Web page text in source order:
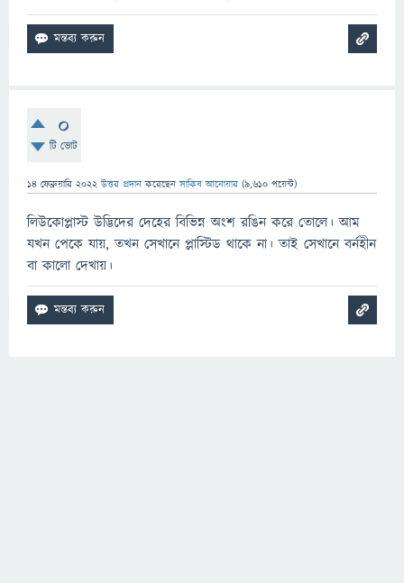
0
টি ভোট
14 ফেব্রুয়ারি 2022 উত্তর প্রদান করেছেনসাকিব আনোয়ার (9,610 পয়েন্ট)
লিউকোপ্লাস্ট উদ্ভিদের দেহের বিভিন্ন অংশ রঙিন করে তোলে। আম
যখন পেকে যায়, তখন সেখানে প্লাস্টিড থাকে না। তাই সেখানে বর্নহীন
বা কালো দেখায়।